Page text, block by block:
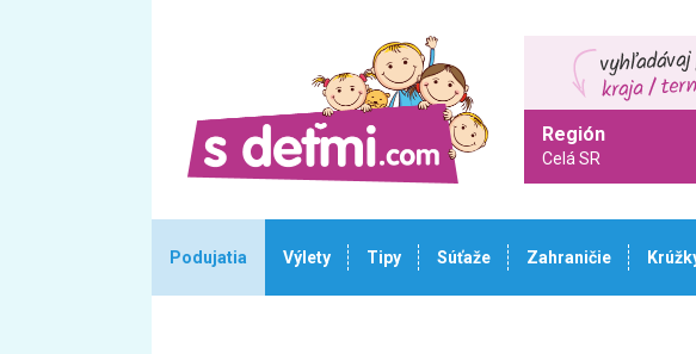
Región
Celá SR
Podujatia Výlety Tipy Súťaže Zahraničie